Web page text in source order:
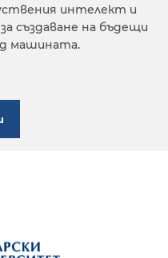
интелект и
създаване на бъдещи
машината.